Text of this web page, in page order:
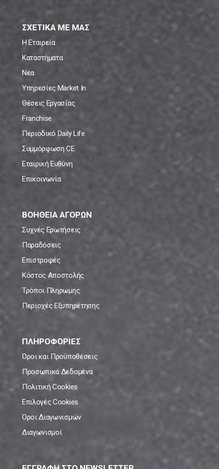
ΣΧΕΤΙΚΑ ΜΕ ΜΑΣ
Η Εταιρεία
Καταστήματα
Νέα
Υπηρεσίες Market In
Θέσεις Εργασίας
Franchise
Περιοδικό Daily Life
Συμμόρφωση CE
Εταιρική Ευθύνη
Επικοινωνία
ΒΟΗΘΕΙΑ ΑΓΟΡΩΝ
Συχνές Ερωτήσεις
Παραδόσεις
Επιστροφές
Κόστος Αποστολής
Τρόποι Πληρωμής
Περιοχές Εξυπηρέτησης
ΠΛΗΡΟΦΟΡΙΕΣ
Όροι και Προϋποθέσεις
Προσωπικά Δεδομένα
Πολιτική Cookies
Επιλογές Cookies
Όροι Διαγωνισμών
Διαγωνισμοί